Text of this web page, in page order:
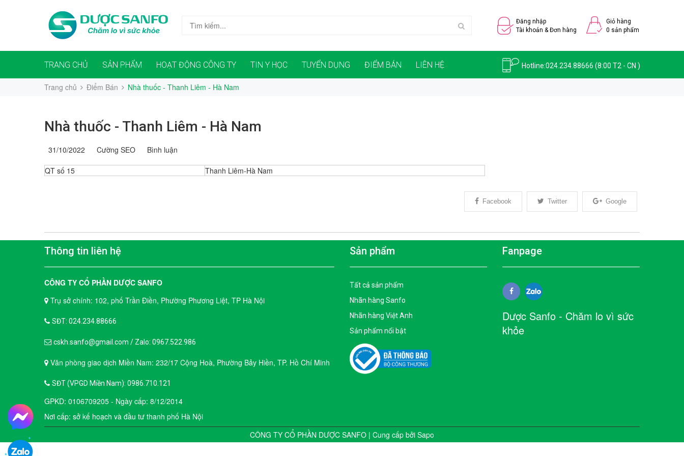
Đăng nhập
Tài khoản & Đơn hàng
Giỏ hàng
0 sản phẩm
TRANG CHỦ SẢN PHẨM HOẠT ĐỘNG CÔNG TY TIN Y HỌC TUYỂN DỤNG ĐIỂM BÁN LIÊN HỆ Hotline:024.234.88666 (8:00 T2 - CN )
Trang chủ Điểm Bán Nhà thuốc - Thanh Liêm - Hà Nam
Nhà thuốc - Thanh Liêm - Hà Nam
31/10/2022 Cường SEO Bình luận
QT số 15 Thanh Liêm-Hà Nam
Facebook Twitter Google
Thông tin liên hệ
CÔNG TY CỔ PHẦN DƯỢC SANFO
Trụ sở chính: 102, phố Trần Điền, Phường Phương Liệt, TP Hà Nội
SĐT: 024.234.88666
cskh.sanfo@gmail.com / Zalo: 0967.522.986
Văn phòng giao dịch Miền Nam: 232/17 Cộng Hoà, Phường Bảy Hiền, TP. Hồ Chí Minh
SĐT (VPGD Miền Nam): 0986.710.121
GPKD: 0106709205 - Ngày cấp: 8/12/2014
Nơi cấp: sở kế hoạch và đầu tư thanh phố Hà Nội
Sản phẩm
Tất cả sản phẩm
Nhãn hàng Sanfo
Nhãn hàng Việt Anh
Sản phẩm nổi bật
Fanpage
Dược Sanfo - Chăm lo vì sức
khỏe
CÔNG TY CỔ PHẦN DƯỢC SANFO | Cung cấp bởi Sapo